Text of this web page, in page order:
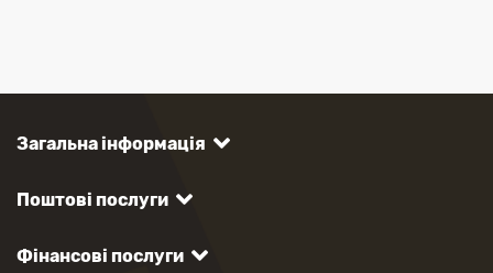
Загальна інформація
Поштові послуги
Фінансові послуги